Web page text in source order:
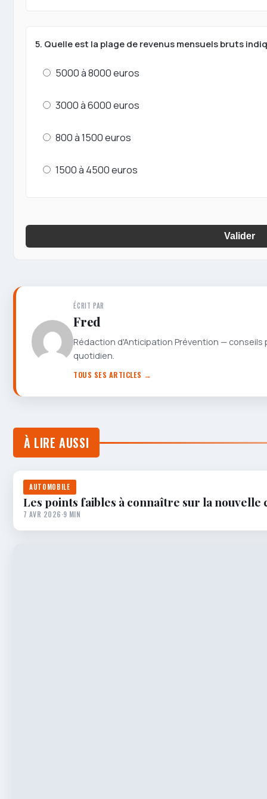
5. Quelle est la plage de revenus mensuels bruts
5000 à 8000 euros
3000 à 6000 euros
800 à 1500 euros
1500 à 4500 euros
Valider
ÉCRIT PAR
Fred
Rédaction d'Anticipation Prévention —
quotidien.
TOUS SES ARTICLES →
À LIRE AUSSI
AUTOMOBILE
Les points faibles à connaître sur la nouvelle
7 AVR 2026·9 MIN